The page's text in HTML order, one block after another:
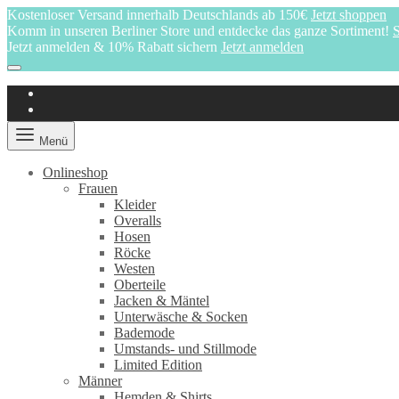
Kostenloser Versand innerhalb Deutschlands ab 150€ Jetzt shoppen
Komm in unseren Berliner Store und entdecke das ganze Sortiment!
Jetzt anmelden & 10% Rabatt sichern Jetzt anmelden
Menü
Onlineshop
Frauen
Kleider
Overalls
Hosen
Röcke
Westen
Oberteile
Jacken & Mäntel
Unterwäsche & Socken
Bademode
Umstands- und Stillmode
Limited Edition
Männer